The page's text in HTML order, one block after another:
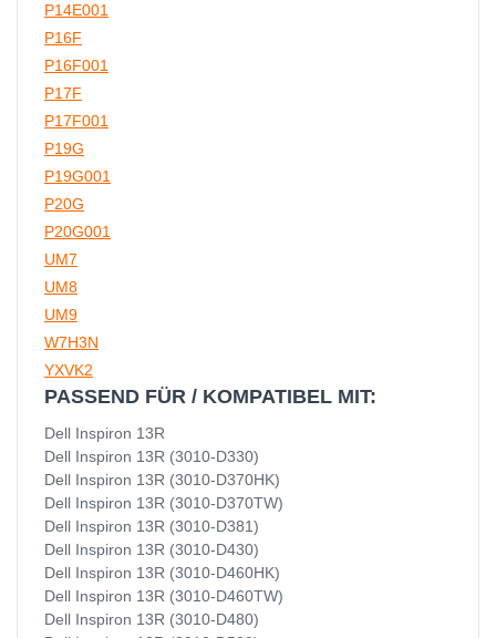
P14E001
P16F
P16F001
P17F
P17F001
P19G
P19G001
P20G
P20G001
UM7
UM8
UM9
W7H3N
YXVK2
PASSEND FÜR / KOMPATIBEL MIT:
Dell Inspiron 13R
Dell Inspiron 13R (3010-D330)
Dell Inspiron 13R (3010-D370HK)
Dell Inspiron 13R (3010-D370TW)
Dell Inspiron 13R (3010-D381)
Dell Inspiron 13R (3010-D430)
Dell Inspiron 13R (3010-D460HK)
Dell Inspiron 13R (3010-D460TW)
Dell Inspiron 13R (3010-D480)